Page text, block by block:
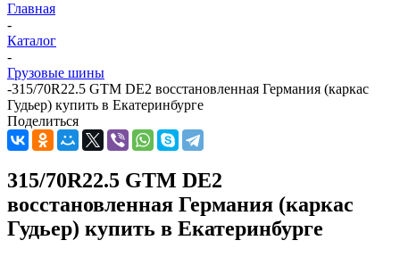
Главная
-
Каталог
-
Грузовые шины
-315/70R22.5 GTM DE2 восстановленная Германия (каркас
Гудьер) купить в Екатеринбурге
Поделиться
315/70R22.5 GTM DE2
восстановленная Германия (каркас
Гудьер) купить в Екатеринбурге